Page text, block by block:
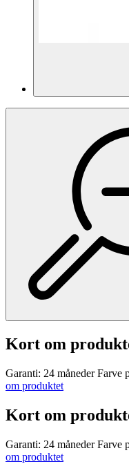
Kort om
Garanti: 24 måneder Farve
om produktet
Kort om
Garanti: 24 måneder Farve
om produktet